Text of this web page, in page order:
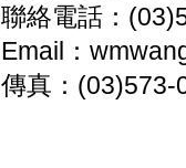
聯絡電話：
Email：
傳真：(03)573-